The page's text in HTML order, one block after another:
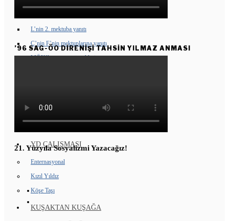
L’nin 2. mektuba yanıtı
Ç’nin F’nin mektuplarına yanıtı
MÖK’le yazışma örnekleri
ÖLÜMSÜZLERIMIZ
GENÇ KOMÜNARLAR
YD ÇALIŞMASI
Enternasyonal
Kızıl Yıldız
Köşe Taşı
KUŞAKTAN KUŞAĞA
’96 SAG-ÖO DİRENİŞİ TAHSİN YILMAZ ANMASI
21. Yüzyıla Sosyalizmi Yazacağız!